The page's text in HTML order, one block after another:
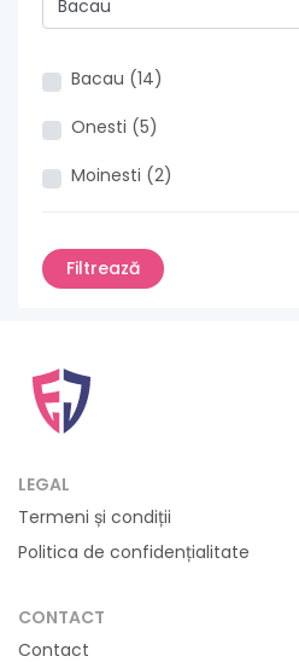
Bacau (14)
Onesti (5)
Moinesti (2)
LEGAL
Termeni și condiții
Politica de confidențialitate
CONTACT
Contact